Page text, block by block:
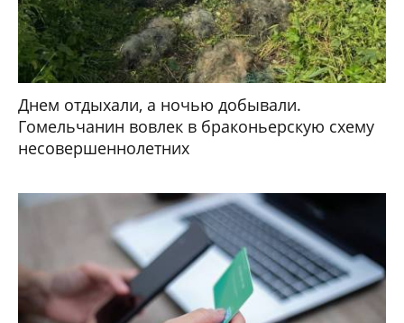
Днем отдыхали, а ночью добывали.
Гомельчанин вовлек в браконьерскую схему
несовершеннолетних